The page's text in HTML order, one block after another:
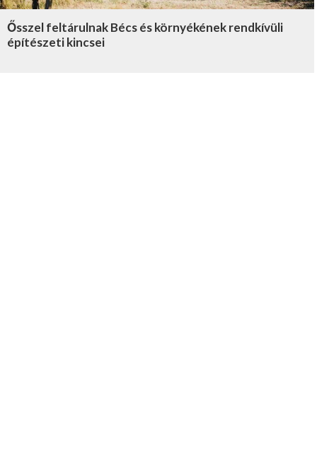
Ősszel feltárulnak Bécs és környékének rendkívüli
építészeti kincsei